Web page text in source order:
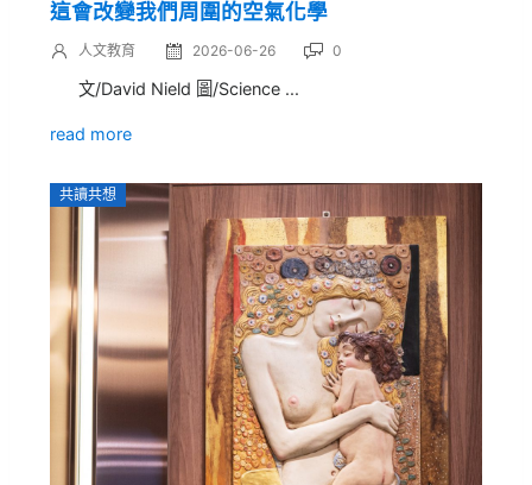
這會改變我們周圍的空氣化學
人文教育 2026-06-26 0
文/David Nield 圖/Science ...
read more
共讀共想